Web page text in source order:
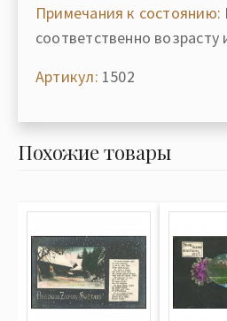
Примечания к состоянию:
соответственно
Артикул: 1502
Похожие товары